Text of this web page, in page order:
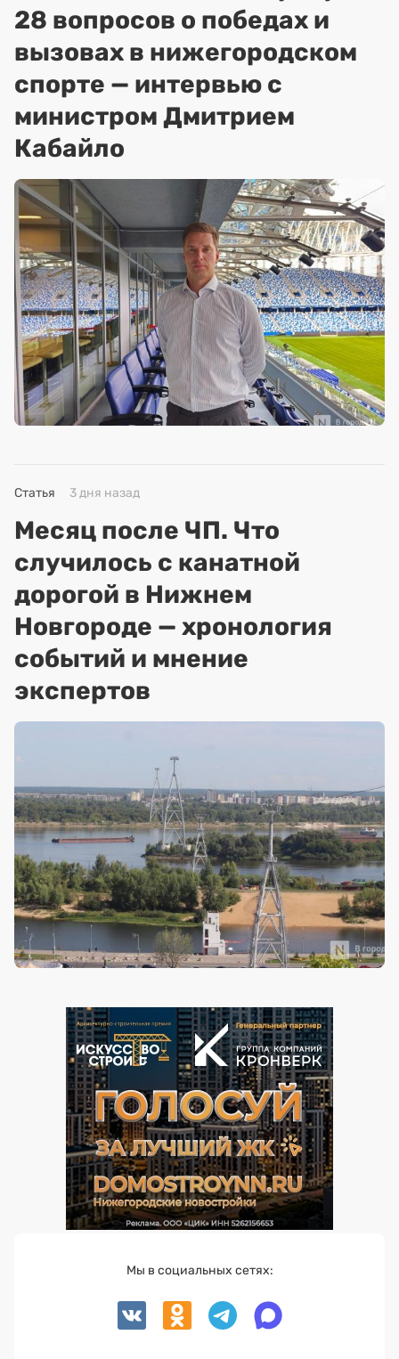
28 вопросов о победах и
вызовах в нижегородском
спорте — интервью с
министром Дмитрием
Кабайло
Статья 3 дня назад
Месяц после ЧП. Что
случилось с канатной
дорогой в Нижнем
Новгороде — хронология
событий и мнение
экспертов
Мы в социальных сетях: